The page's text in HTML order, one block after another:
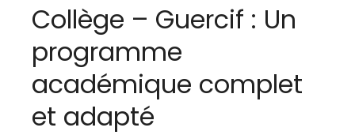
Collège – Guercif : Un
programme
académique complet
et adapté